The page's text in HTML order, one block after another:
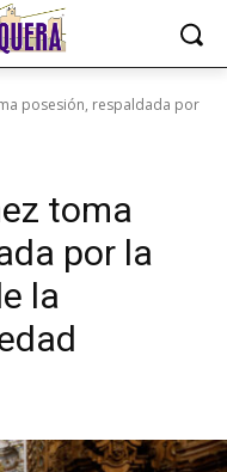
posesión, respaldada por
toma
por la
la